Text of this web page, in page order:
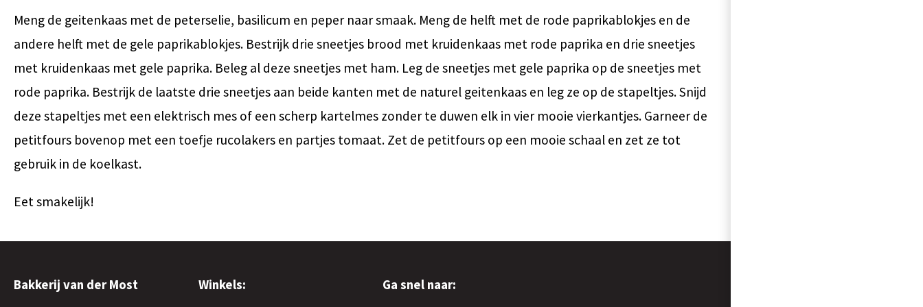
Meng de geitenkaas met de peterselie, basilicum en peper naar smaak. Meng de helft met de rode paprikablokjes en de
andere helft met de gele paprikablokjes. Bestrijk drie sneetjes brood met kruidenkaas met rode paprika en drie sneetjes
met kruidenkaas met gele paprika. Beleg al deze sneetjes met ham. Leg de sneetjes met gele paprika op de sneetjes met
rode paprika. Bestrijk de laatste drie sneetjes aan beide kanten met de naturel geitenkaas en leg ze op de stapeltjes. Snijd
deze stapeltjes met een elektrisch mes of een scherp kartelmes zonder te duwen elk in vier mooie vierkantjes. Garneer de
petitfours bovenop met een toefje rucolakers en partjes tomaat. Zet de petitfours op een mooie schaal en zet ze tot
gebruik in de koelkast.
Eet smakelijk!
Bakkerij van der Most Winkels: Ga snel naar: